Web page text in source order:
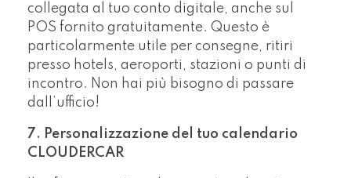
collegata al tuo conto digitale, anche sul
POS fornito gratuitamente. Questo è
particolarmente utile per consegne, ritiri
presso hotels, aeroporti, stazioni o punti di
incontro. Non hai più bisogno di passare
dall’ufficio!
7. Personalizzazione del tuo calendario
CLOUDERCAR